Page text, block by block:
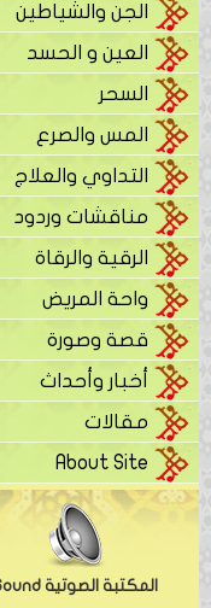
الجن والشياطين
العين و الحسد
السحر
المس والصرع
التداوي والعلاج
مناقشات وردود
الرقية والرقاة
واحة المريض
قصة وصورة
أخبار وأحداث
مقالات
About Site
المكتبة الصوتية Sound